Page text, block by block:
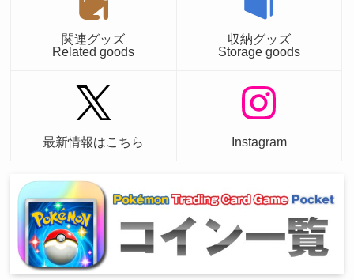
関連グッズ
Related goods
収納グッズ
Storage goods
最新情報はこちら Instagram